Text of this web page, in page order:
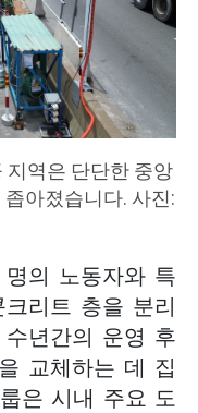
지역은 단단한 중앙
아졌습니다. 사진:
의 노동자와 특
리트 층을 분리
년간의 운영 후
교체하는 데 집
은 시내 주요 도